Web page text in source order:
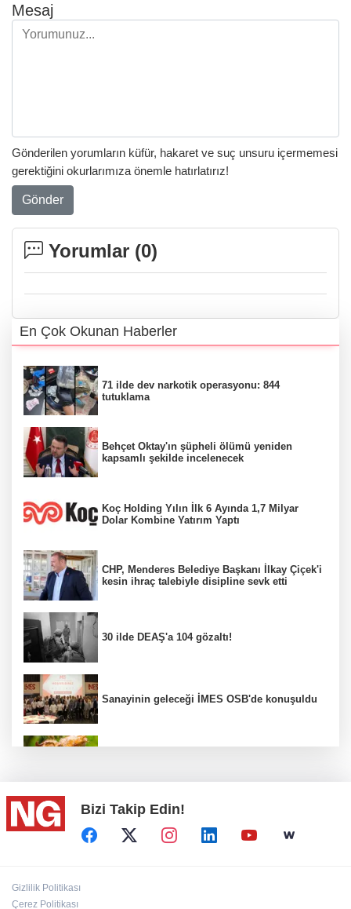
Mesaj
Gönderilen yorumların küfür, hakaret ve suç unsuru içermemesi
gerektiğini okurlarımıza önemle hatırlatırız!
Gönder
Yorumlar (0)
En Çok Okunan Haberler
71 ilde dev narkotik operasyonu: 844
tutuklama
Behçet Oktay'ın şüpheli ölümü yeniden
kapsamlı şekilde incelenecek
Koç Holding Yılın İlk 6 Ayında 1,7 Milyar
Dolar Kombine Yatırım Yaptı
CHP, Menderes Belediye Başkanı İlkay Çiçek'i
kesin ihraç talebiyle disipline sevk etti
30 ilde DEAŞ'a 104 gözaltı!
Sanayinin geleceği İMES OSB'de konuşuldu
Türkiye, Suudi Arabistan ve Pakistan ortak
savunma anlaşması...
Bizi Takip Edin!
Gizlilik Politikası
Çerez Politikası